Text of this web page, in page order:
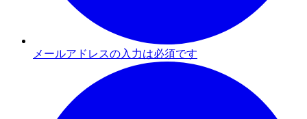
メールアドレスの入力は必須です